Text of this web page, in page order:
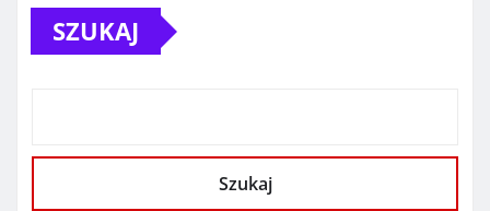
SZUKAJ
Szukaj